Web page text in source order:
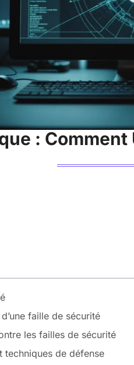
: Comment
faille de sécurité
les failles de sécurité
techniques de défense